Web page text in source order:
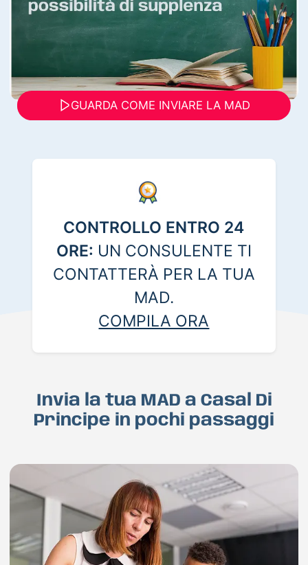
GUARDA COME INVIARE LA MAD
CONTROLLO ENTRO 24
ORE: UN CONSULENTE TI
CONTATTERÀ PER LA TUA
MAD.
COMPILA ORA
Invia la tua MAD a Casal Di
Principe in pochi passaggi